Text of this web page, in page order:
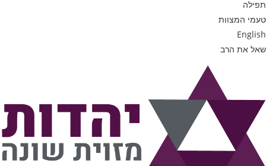
תפילה
טעמי המצוות
English
שאל את הרב